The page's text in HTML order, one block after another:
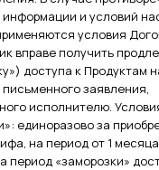
и условий
условия
вправе получить
доступа к Продуктам
заявления,
исполнителю.
единоразово за
на период от 1
период «заморозки»